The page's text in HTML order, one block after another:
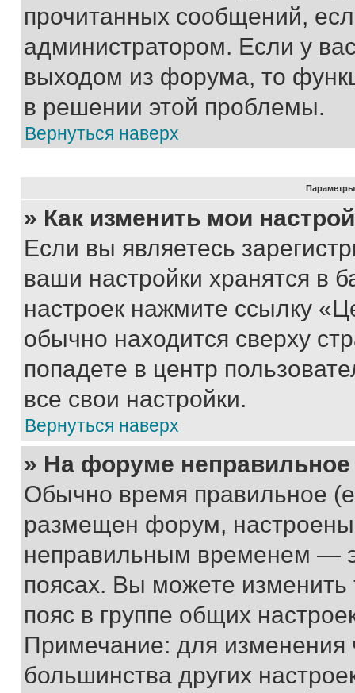
прочитанных сообщений,
администратором. Если у
выходом из форума, то
в решении этой проблемы.
Вернуться наверх
Параметры
» Как изменить мои
Если вы являетесь
ваши настройки хранятся в
настроек нажмите ссылку
обычно находится сверху
попадете в центр
все свои настройки.
Вернуться наверх
» На форуме
Обычно время правильное
размещен форум, настроены
неправильным временем —
поясах. Вы можете изменить
пояс в группе общих
Примечание: для изменения
большинства других